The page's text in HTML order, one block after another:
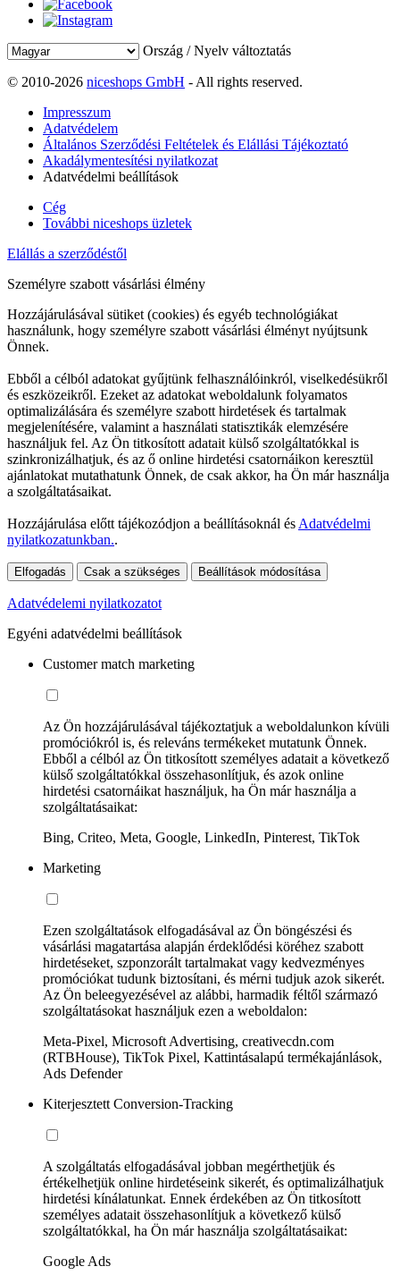
Ország / Nyelv változtatás
© 2010-2026 niceshops GmbH - All rights reserved.
Impresszum
Adatvédelem
Általános Szerződési Feltételek és Elállási Tájékoztató
Akadálymentesítési nyilatkozat
Adatvédelmi beállítások
Cég
További niceshops üzletek
Elállás a szerződéstől
Személyre szabott vásárlási élmény
Hozzájárulásával sütiket (cookies) és egyéb technológiákat
használunk, hogy személyre szabott vásárlási élményt nyújtsunk
Önnek.
Ebből a célból adatokat gyűjtünk felhasználóinkról, viselkedésükről
és eszközeikről. Ezeket az adatokat weboldalunk folyamatos
optimalizálására és személyre szabott hirdetések és tartalmak
megjelenítésére, valamint a használati statisztikák elemzésére
használjuk fel. Az Ön titkosított adatait külső szolgáltatókkal is
szinkronizálhatjuk, és az ő online hirdetési csatornáikon keresztül
ajánlatokat mutathatunk Önnek, de csak akkor, ha Ön már használja
a szolgáltatásaikat.
Hozzájárulása előtt tájékozódjon a beállításoknál és Adatvédelmi
nyilatkozatunkban..
Elfogadás Csak a szükséges Beállítások módosítása
Adatvédelemi nyilatkozatot
Egyéni adatvédelmi beállítások
Customer match marketing
Az Ön hozzájárulásával tájékoztatjuk a weboldalunkon kívüli
promóciókról is, és releváns termékeket mutatunk Önnek.
Ebből a célból az Ön titkosított személyes adatait a következő
külső szolgáltatókkal összehasonlítjuk, és azok online
hirdetési csatornáikat használjuk, ha Ön már használja a
szolgáltatásaikat:
Bing, Criteo, Meta, Google, LinkedIn, Pinterest, TikTok
Marketing
Ezen szolgáltatások elfogadásával az Ön böngészési és
vásárlási magatartása alapján érdeklődési köréhez szabott
hirdetéseket, szponzorált tartalmakat vagy kedvezményes
promóciókat tudunk biztosítani, és mérni tudjuk azok sikerét.
Az Ön beleegyezésével az alábbi, harmadik féltől származó
szolgáltatásokat használjuk ezen a weboldalon:
Meta-Pixel, Microsoft Advertising, creativecdn.com
(RTBHouse), TikTok Pixel, Kattintásalapú termékajánlások,
Ads Defender
Kiterjesztett Conversion-Tracking
A szolgáltatás elfogadásával jobban megérthetjük és
értékelhetjük online hirdetéseink sikerét, és optimalizálhatjuk
hirdetési kínálatunkat. Ennek érdekében az Ön titkosított
személyes adatait összehasonlítjuk a következő külső
szolgáltatókkal, ha Ön már használja szolgáltatásaikat:
Google Ads